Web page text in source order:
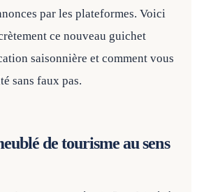
par les plateformes. Voici
ce nouveau guichet
saisonnière et comment vous
sans faux pas.
de tourisme au sens